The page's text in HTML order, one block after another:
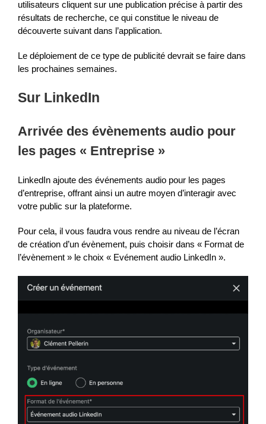
utilisateurs cliquent sur une publication précise à partir des
résultats de recherche, ce qui constitue le niveau de
découverte suivant dans l’application.
Le déploiement de ce type de publicité devrait se faire dans
les prochaines semaines.
Sur LinkedIn
Arrivée des évènements audio pour
les pages « Entreprise »
LinkedIn ajoute des événements audio pour les pages
d’entreprise, offrant ainsi un autre moyen d’interagir avec
votre public sur la plateforme.
Pour cela, il vous faudra vous rendre au niveau de l’écran
de création d’un évènement, puis choisir dans « Format de
l’évènement » le choix « Evénement audio LinkedIn ».